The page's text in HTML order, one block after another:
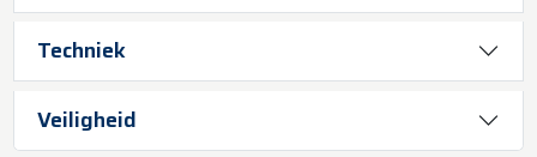
Techniek
Veiligheid